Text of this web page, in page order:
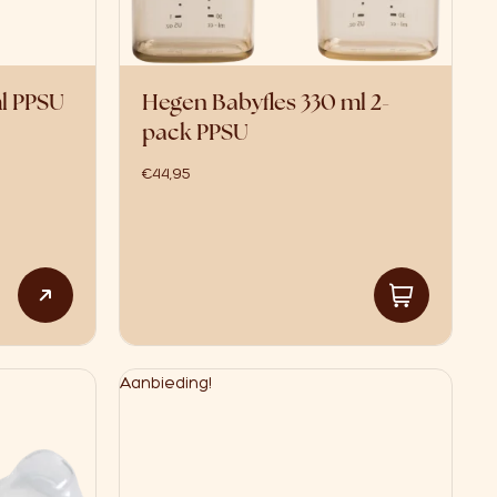
Hegen Babyfles 330 ml 2-
pack PPSU
€44,95
Aanbieding!